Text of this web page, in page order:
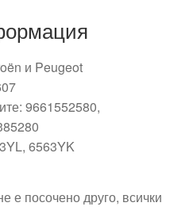
и Peugeot
9661552580,
6563YK
е посочено друго, всички